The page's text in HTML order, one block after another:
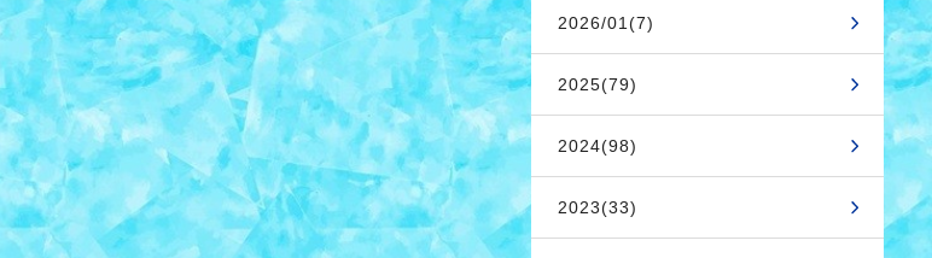
2026/01(7)
2025(79)
2024(98)
2023(33)